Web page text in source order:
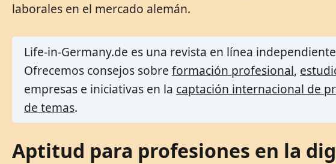
laborales en el mercado alemán.
Life-in-Germany.de es una revista en línea
Ofrecemos consejos sobre formación profesional,
empresas e iniciativas en la captación internacional de
de temas.
Aptitud para profesiones en la